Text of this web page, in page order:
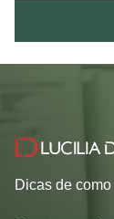
Dicas de como